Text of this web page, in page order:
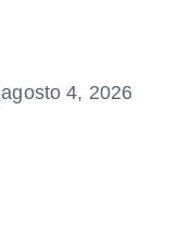
agosto 4, 2026